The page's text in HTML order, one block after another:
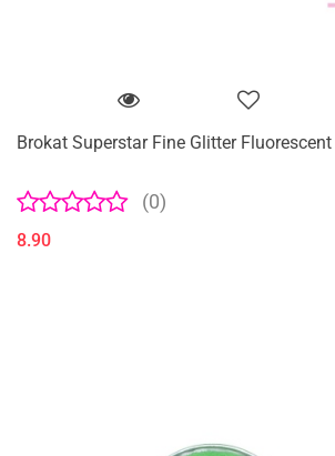
Brokat Superstar Fine Glitter
(0)
8.90